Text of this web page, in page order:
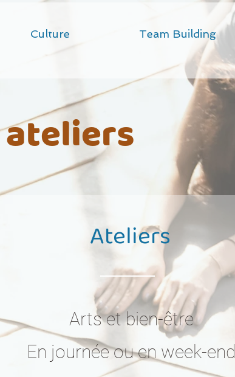
Culture Team Building
Ateliers
Arts et bien-être
En journée ou en week-end